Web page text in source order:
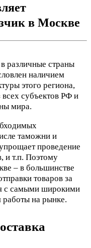
в Москве
различные страны
наличием
этого региона,
субъектов РФ и
мира.
таможни и
проведение
и т.п. Поэтому
– в большинстве
товаров за
с самыми широкими
на рынке.